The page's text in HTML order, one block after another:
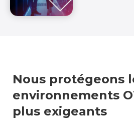
Nous protégeons
environnements
plus exigeants